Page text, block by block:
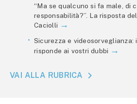
“Ma se qualcuno si fa male, di
responsabilità?”. La risposta
Caciolli
Sicurezza e videosorveglianza:
risponde ai vostri dubbi
VAI ALLA RUBRICA